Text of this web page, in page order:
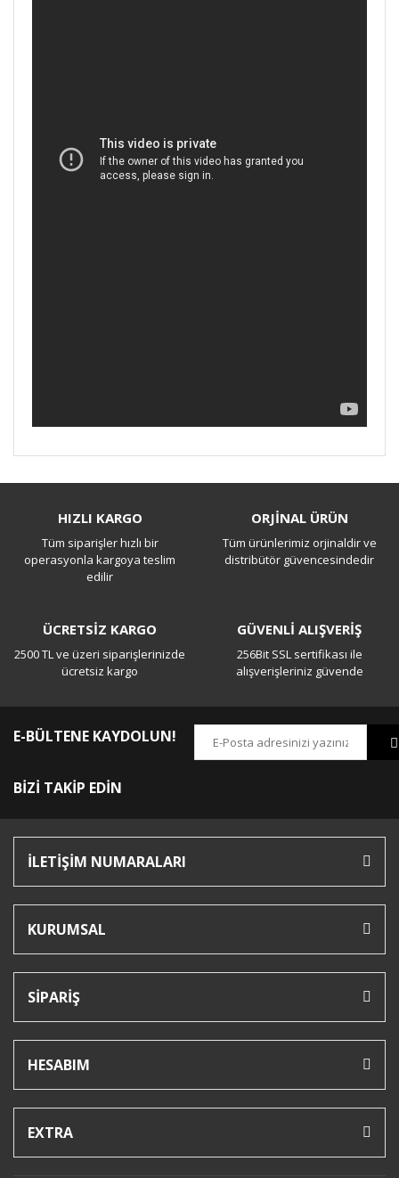
Yorum Yaz
HIZLI KARGO
Tüm siparişler hızlı bir
operasyonla kargoya teslim
edilir
ORJİNAL ÜRÜN
Tüm ürünlerimiz orjinaldir ve
distribütör güvencesindedir
ÜCRETSİZ KARGO
2500 TL ve üzeri siparişlerinizde
ücretsiz kargo
GÜVENLİ ALIŞVERİŞ
256Bit SSL sertifikası ile
alışverişleriniz güvende
E-BÜLTENE KAYDOLUN!
BİZİ TAKİP EDİN
İLETİŞİM NUMARALARI
KURUMSAL
SİPARİŞ
HESABIM
EXTRA